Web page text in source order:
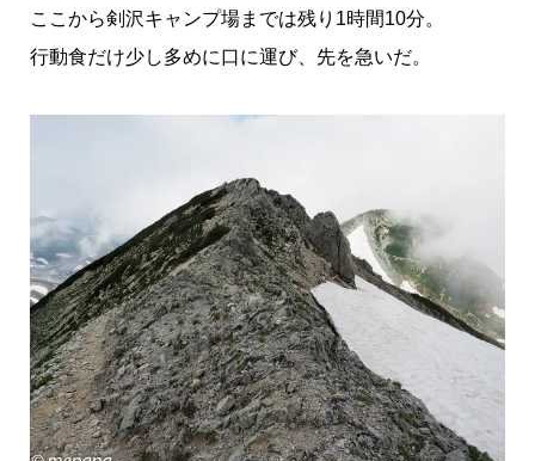
ここから剣沢キャンプ場までは残り1時間10分。
行動食だけ少し多めに口に運び、先を急いだ。